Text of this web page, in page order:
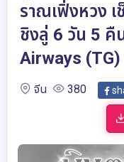
ราณเฟิ่งหวง เ
ชิงลู่ 6 วัน 5 คื
Airways (TG)
จีน 380